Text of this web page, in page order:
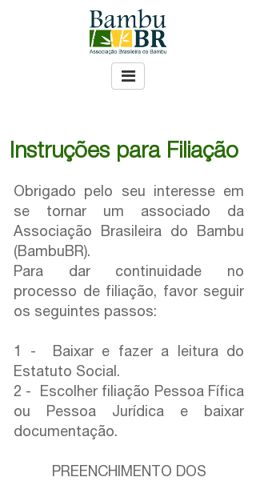
Instruções para Filiação
Obrigado pelo seu interesse em
se tornar um associado da
Associação Brasileira do Bambu
(BambuBR).
Para dar continuidade no
processo de filiação, favor seguir
os seguintes passos:
1 - Baixar e fazer a leitura do
Estatuto Social.
2 - Escolher filiação Pessoa Fífica
ou Pessoa Jurídica e baixar
documentação.
PREENCHIMENTO DOS